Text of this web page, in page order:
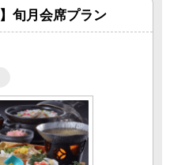
旬月会席プラン